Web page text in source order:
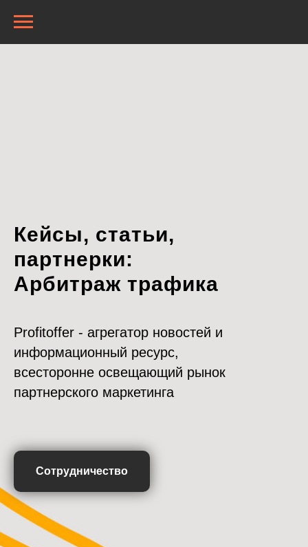
Кейсы, статьи,
партнерки:
Арбитраж трафика
Profitoffer - агрегатор новостей и
информационный ресурс,
всесторонне освещающий рынок
партнерского маркетинга
Сотрудничество